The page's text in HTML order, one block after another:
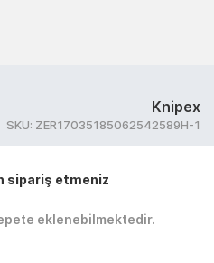
Knipex
SKU: ZER17035185062542589H-1
sipariş etmeniz
eklenebilmektedir.